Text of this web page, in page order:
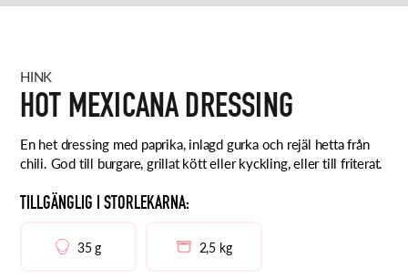
HINK
HOT MEXICANA DRESSING
En het dressing med paprika, inlagd gurka och rejäl hetta från
chili. God till burgare, grillat kött eller kyckling, eller till friterat.
TILLGÄNGLIG I STORLEKARNA:
35 g 2,5 kg